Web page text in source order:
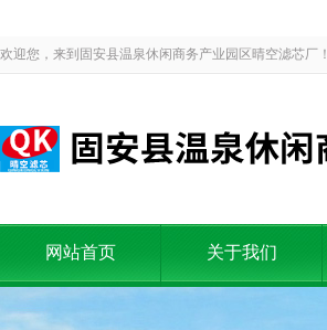
欢迎您，来到固安县温泉休闲商务产业园区晴空滤芯厂！
网站首页 关于我们